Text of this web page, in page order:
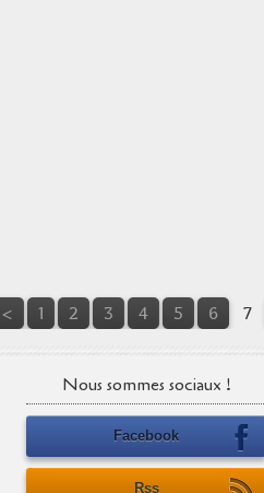
< 1 2 3 4 5 6 7
Nous sommes sociaux !
Facebook
Rss